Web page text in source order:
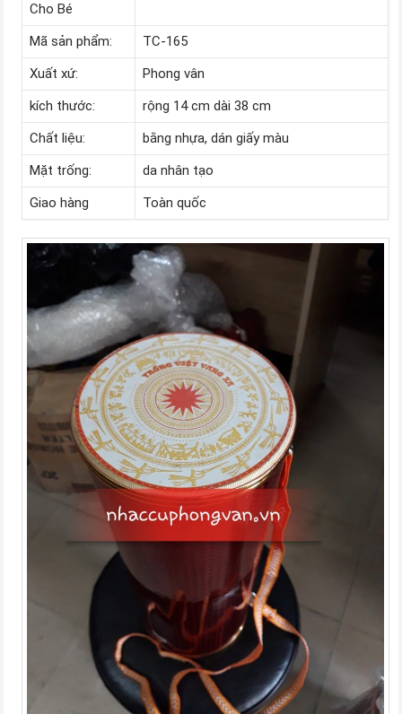
Cho Bé
Mã sản phẩm:
TC-165
Xuất xứ:
Phong vân
kích thước:
rộng 14 cm dài 38 cm
Chất liệu:
bằng nhựa, dán giấy màu
Mặt trống:
da nhân tạo
Giao hàng
Toàn quốc